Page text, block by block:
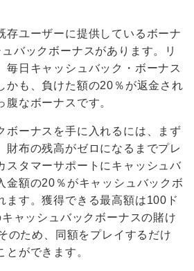
存ユーザーに提供しているボーナ
バックボーナスがあります。リ
毎日キャッシュバック・ボーナス
かも、負けた額の20％が返金され
腹なボーナスです。
ボーナスを手に入れるには、まず
財布の残高がゼロになるまでプレ
スタマーサポートにキャッシュバ
金額の20％がキャッシュバックボ
ます。獲得できる最高額は100ド
ャッシュバックボーナスの賭け
のため、同額をプレイするだけ
とができます。